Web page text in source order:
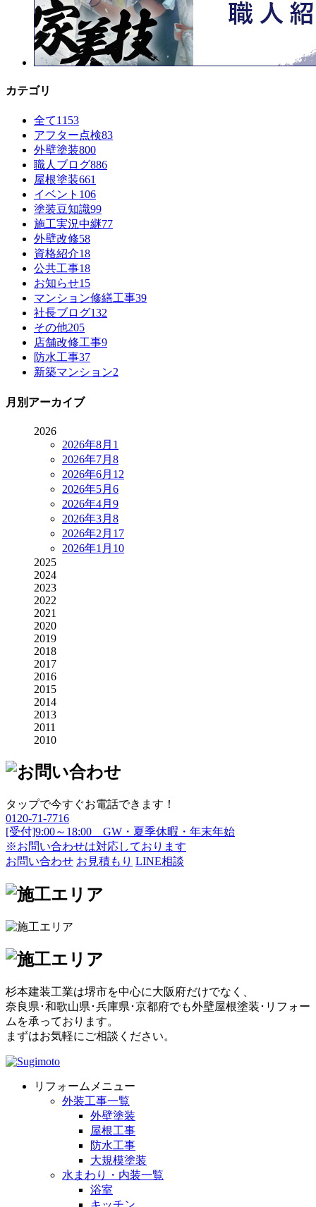
カテゴリ
全て1153
アフター点検83
外壁塗装800
職人ブログ886
屋根塗装661
イベント 106
塗装豆知識99
施工実況中継77
外壁改修58
資格紹介18
公共工事18
お知らせ15
マンション修繕工事39
社長ブログ132
その他205
店舗改修工事9
防水工事37
新築マンション2
月別アーカイブ
2026
2026年8月 1
2026年7月 8
2026年6月 12
2026年5月 6
2026年4月 9
2026年3月 8
2026年2月 17
2026年1月 10
2025
2024
2023
2022
2021
2020
2019
2018
2017
2016
2015
2014
2013
2011
2010
タップで今すぐお電話できます！
0120-71-7716
[受付]9:00～18:00 GW・夏季休暇・年末年始
※お問い合わせは対応しております
お問い合わせ お見積もり LINE相談
杉本建装工業は堺市を中心に大阪府だけでなく、
奈良県･和歌山県･兵庫県･京都府でも外壁屋根塗装･リフォー
ムを承っております。
まずはお気軽にご相談ください。
リフォームメニュー
外装工事一覧
外壁塗装
屋根工事
防水工事
大規模塗装
水まわり・内装一覧
浴室